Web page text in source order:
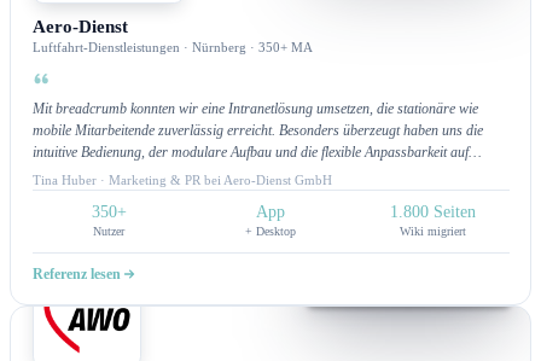
Aero-Dienst
Luftfahrt-Dienstleistungen · Nürnberg · 350+ MA
Mit breadcrumb konnten wir eine Intranetlösung umsetzen, die stationäre wie
mobile Mitarbeitende zuverlässig erreicht. Besonders überzeugt haben uns die
intuitive Bedienung, der modulare Aufbau und die flexible Anpassbarkeit auf
unsere Wünsche. Ein Highlight ist die App-Funktion mit Push-Benachrichtigungen,
über die wir unsere Teams direkt informieren können. Am meisten begeistert uns
jedoch der hervorragende Customer Service: schnelle Bearbeitung,
lösungsorientierte Unterstützung und ein Team, das jederzeit erreichbar ist. Wir
Tina Huber · Marketing & PR bei Aero-Dienst GmbH
350+
Nutzer
App
+ Desktop
1.800 Seiten
Wiki migriert
Referenz lesen
Intranet